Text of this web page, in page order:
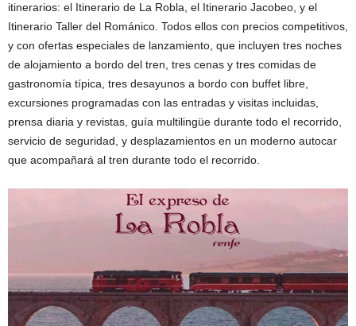
itinerarios: el Itinerario de La Robla, el Itinerario Jacobeo, y el
Itinerario Taller del Románico. Todos ellos con precios competitivos,
y con ofertas especiales de lanzamiento, que incluyen tres noches
de alojamiento a bordo del tren, tres cenas y tres comidas de
gastronomía típica, tres desayunos a bordo con buffet libre,
excursiones programadas con las entradas y visitas incluidas,
prensa diaria y revistas, guía multilingüe durante todo el recorrido,
servicio de seguridad, y desplazamientos en un moderno autocar
que acompañará al tren durante todo el recorrido.